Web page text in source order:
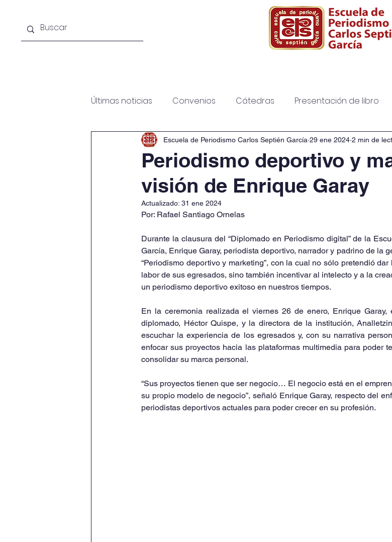
Últimas noticias Convenios Cátedras Presentación de libro
Periodismo deportivo y
visión de Enrique Garay
Escuela de Periodismo Carlos Septién García 29 ene 2024 2 min de
Actualizado: 31 ene 2024
Por: Rafael Santiago Ornelas
Durante la clausura del “Diplomado en Periodismo digital” de la
García, Enrique Garay, periodista deportivo, narrador y padrino de la
“Periodismo deportivo y marketing”, con la cual no sólo pretendió
labor de sus egresados, sino también incentivar al intelecto y a la
un periodismo deportivo exitoso en nuestros tiempos.
En la ceremonia realizada el viernes 26 de enero, Enrique Garay,
diplomado, Héctor Quispe, y la directora de la institución,
escuchar la experiencia de los egresados y, con su narrativa
enfocar sus proyectos hacia las plataformas multimedia para poder
consolidar su marca personal.
“Sus proyectos tienen que ser negocio… El negocio está en el
su propio modelo de negocio”, señaló Enrique Garay, respecto del
periodistas deportivos actuales para poder crecer en su profesión.